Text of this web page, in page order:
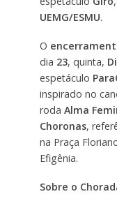
UEMG/ESMU.
O
dia 23, quinta,
espetáculo
inspirado no
roda Alma
Choronas,
na Praça
Efigênia.
Sobre o